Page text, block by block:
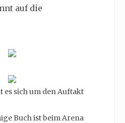
auf die
es sich um den Auftakt
Buch ist beim Arena